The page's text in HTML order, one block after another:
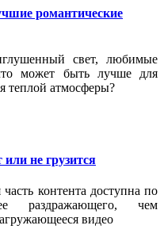
романтические
свет, любимые
может быть лучше для
теплой атмосферы?
или не грузится
контента доступна по
раздражающего, чем
видео